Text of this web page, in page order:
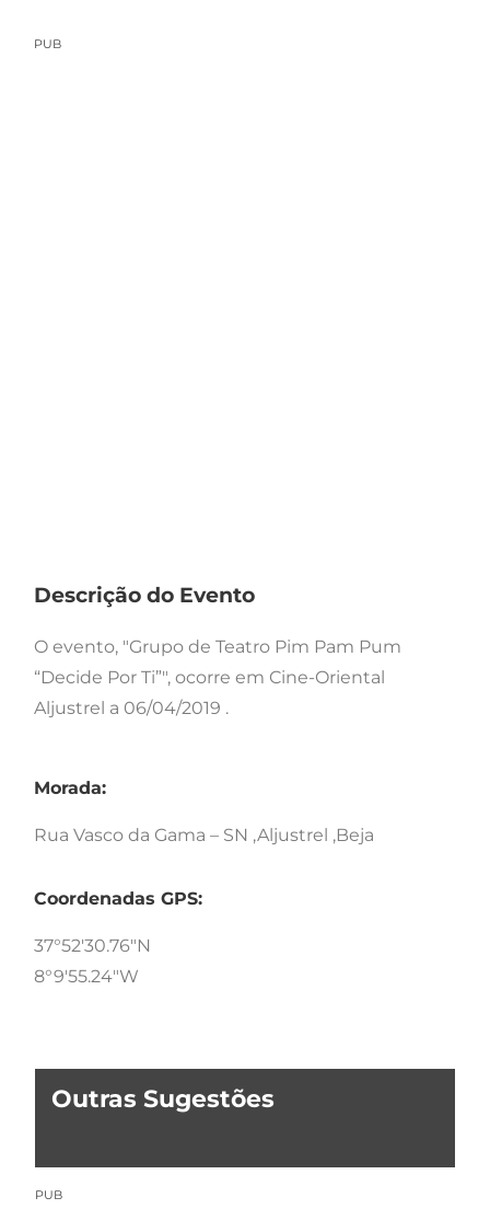
PUB
Descrição do Evento
O evento, "Grupo de Teatro Pim Pam Pum
“Decide Por Ti”", ocorre em Cine-Oriental
Aljustrel a 06/04/2019 .
Morada:
Rua Vasco da Gama – SN ,Aljustrel ,Beja
Coordenadas GPS:
37°52'30.76"N
8°9'55.24"W
Outras Sugestões
PUB